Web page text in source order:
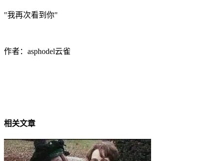
"我再次看到你"
作者： asphodel云雀
相关文章